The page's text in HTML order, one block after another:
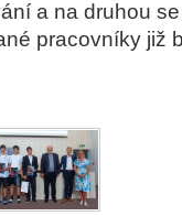
a na druhou
pracovníky již